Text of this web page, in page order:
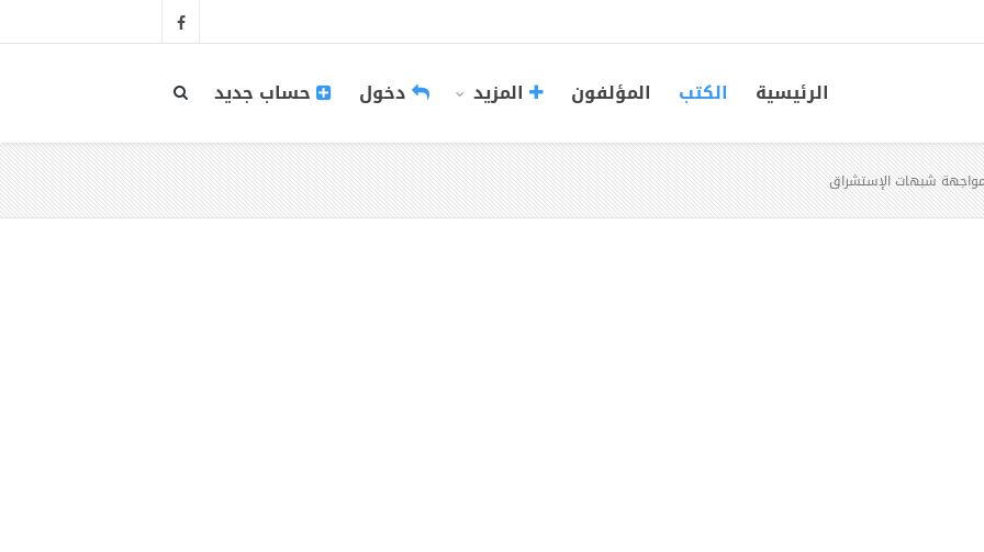
الرئيسية الكتب المؤلفون المزيد دخول حساب جديد
شبهات الإستشراق